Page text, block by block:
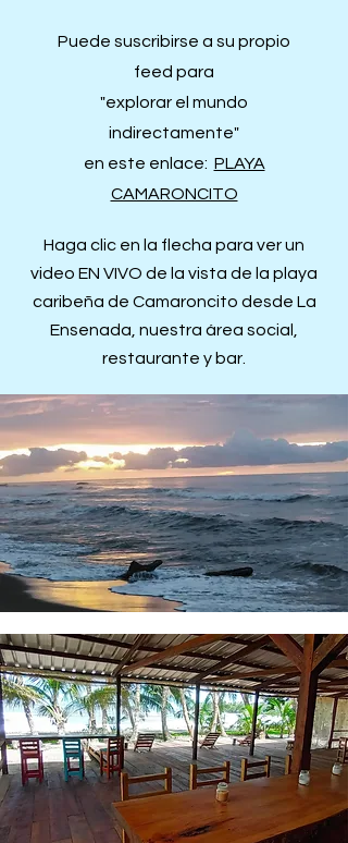
Puede suscribirse a su propio
feed para
"explorar el mundo
indirectamente"
en este enlace: PLAYA
CAMARONCITO
Haga clic en la flecha para ver un
video EN VIVO de la vista de la playa
caribeña de Camaroncito desde La
Ensenada, nuestra área social,
restaurante y bar.